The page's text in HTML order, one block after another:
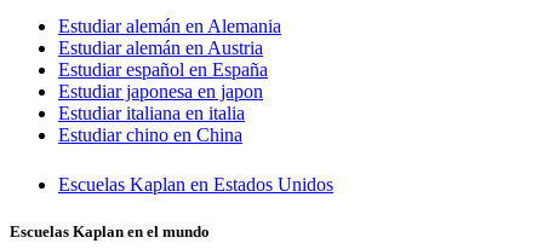
Estudiar alemán en Alemania
Estudiar alemán en Austria
Estudiar español en España
Estudiar japonesa en japon
Estudiar italiana en italia
Estudiar chino en China
Escuelas Kaplan en Estados Unidos
Escuelas Kaplan en el mundo